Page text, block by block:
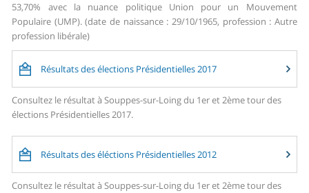
53,70% avec la nuance politique Union pour un Mouvement
Populaire (UMP). (date de naissance : 29/10/1965, profession : Autre
profession libérale)
Résultats des élections Présidentielles 2017
Consultez le résultat à Souppes-sur-Loing du 1er et 2ème tour des
élections Présidentielles 2017.
Résultats des éléctions Présidentielles 2012
Consultez le résultat à Souppes-sur-Loing du 1er et 2ème tour des